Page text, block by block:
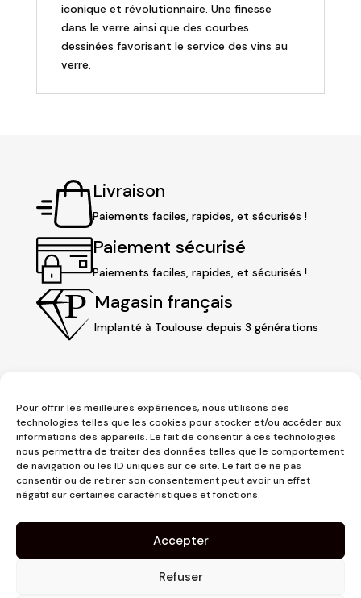
Pour offrir les meilleures expériences, nous utilisons des
technologies telles que les cookies pour stocker et/ou accéder aux
informations des appareils. Le fait de consentir à ces technologies
nous permettra de traiter des données telles que le comportement
de navigation ou les ID uniques sur ce site. Le fait de ne pas
consentir ou de retirer son consentement peut avoir un effet
négatif sur certaines caractéristiques et fonctions.
Accepter
Refuser
iconique et révolutionnaire. Une finesse
dans le verre ainsi que des courbes
dessinées favorisant le service des vins au
verre.
Livraison
Paiements faciles, rapides, et sécurisés !
Paiement sécurisé
Paiements faciles, rapides, et sécurisés !
Magasin français
Implanté à Toulouse depuis 3 générations
3 place Jeanne d'Arc
31000 Toulouse
contact@pujolmaison.com
05 62 73 70 73